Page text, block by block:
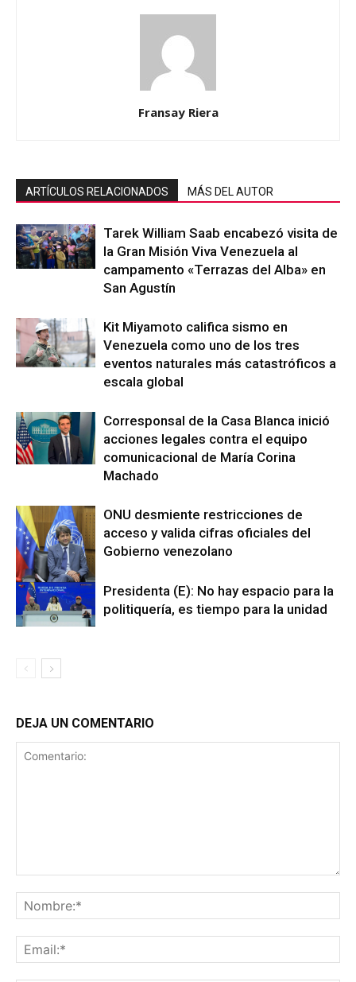
Fransay Riera
ARTÍCULOS RELACIONADOS MÁS DEL AUTOR
Tarek William Saab encabezó visita de
la Gran Misión Viva Venezuela al
campamento «Terrazas del Alba» en
San Agustín
Kit Miyamoto califica sismo en
Venezuela como uno de los tres
eventos naturales más catastróficos a
escala global
Corresponsal de la Casa Blanca inició
acciones legales contra el equipo
comunicacional de María Corina
Machado
ONU desmiente restricciones de
acceso y valida cifras oficiales del
Gobierno venezolano
Presidenta (E): No hay espacio para la
politiquería, es tiempo para la unidad
DEJA UN COMENTARIO